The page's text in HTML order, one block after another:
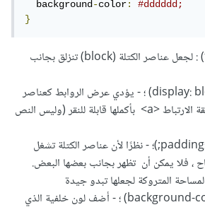
  background
-color:
#dddddd;
}
استخدمنا (float) : لجعل عناصر الكتلة (block) تنزلق بجانب
استخدمنا (display: block) ؛ - يؤدي عرض الروابط كعناصر
كتلة إلى جعل منطقة الارتباط <a> بأكملها قابلة للنقر (وليس النص
استخدمنا (padding: 8px;)؛ - نظرًا لأن عناصر الكتلة تشغل
، فلا يمكن أن تظهر بجانب بعضها البعض.
المتروكة لجعلها تبدو جيدة
لون الخلفية: (background-color) ؛ - أضف لون خلفية الذي